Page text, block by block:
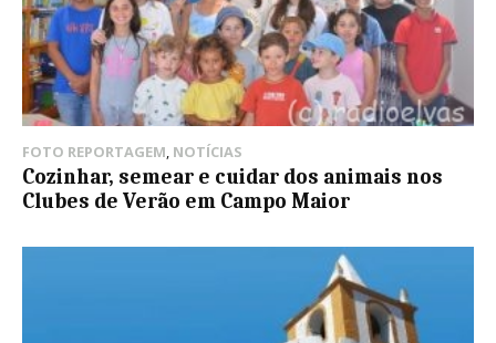
FOTO REPORTAGEM, NOTÍCIAS
Cozinhar, semear e cuidar dos animais nos
Clubes de Verão em Campo Maior